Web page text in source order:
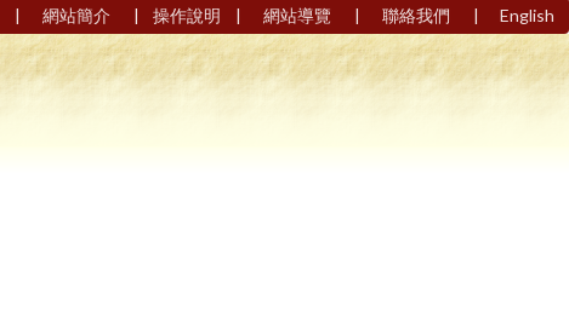
| 網站簡介 | 操作說明 | 網站導覽 | 聯絡我們 | English